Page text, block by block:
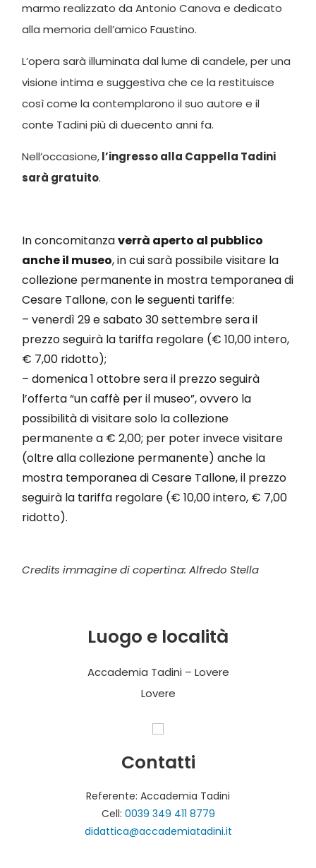
marmo realizzato da Antonio Canova e dedicato
alla memoria dell’amico Faustino.
L’opera sarà illuminata dal lume di candele, per una
visione intima e suggestiva che ce la restituisce
così come la contemplarono il suo autore e il
conte Tadini più di duecento anni fa.
Nell’occasione,l’ingresso alla Cappella Tadini
sarà gratuito.
In concomitanzaverrà aperto al pubblico
anche il museo, in cui sarà possibile visitare la
collezione permanente in mostra temporanea di
Cesare Tallone, con le seguenti tariffe:
– venerdì 29 e sabato 30 settembre sera il
prezzo seguirà la tariffa regolare (€ 10,00 intero,
€ 7,00 ridotto);
– domenica 1 ottobre sera il prezzo seguirà
l’offerta “un caffè per il museo”, ovvero la
possibilità di visitare solo la collezione
permanente a € 2,00; per poter invece visitare
(oltre alla collezione permanente) anche la
mostra temporanea di Cesare Tallone, il prezzo
seguirà la tariffa regolare (€ 10,00 intero, € 7,00
ridotto).
Credits immagine di copertina: Alfredo Stella
Luogo e località
Accademia Tadini – Lovere
Lovere
Contatti
Referente: Accademia Tadini
Cell: 0039 349 411 8779
didattica@accademiatadini.it